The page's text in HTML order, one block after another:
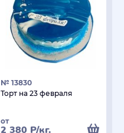
№ 13830
Торт на 23 февраля
от
2 380 Р/кг.